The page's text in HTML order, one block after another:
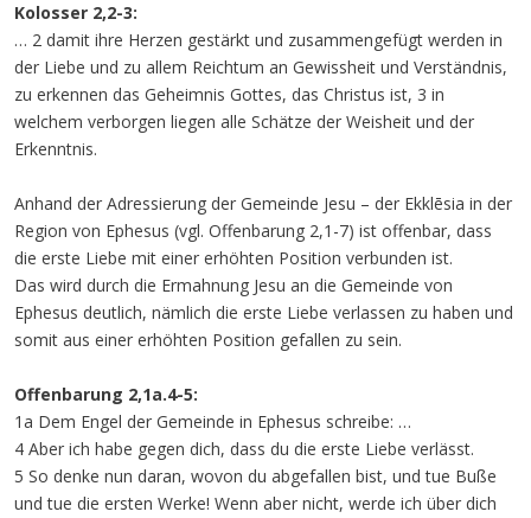
Kolosser 2,2-3:
… 2 damit ihre Herzen gestärkt und zusammengefügt werden in
der Liebe und zu allem Reichtum an Gewissheit und Verständnis,
zu erkennen das Geheimnis Gottes, das Christus ist, 3 in
welchem verborgen liegen alle Schätze der Weisheit und der
Erkenntnis.
Anhand der Adressierung der Gemeinde Jesu – der Ekklēsia in der
Region von Ephesus (vgl. Offenbarung 2,1-7) ist offenbar, dass
die erste Liebe mit einer erhöhten Position verbunden ist.
Das wird durch die Ermahnung Jesu an die Gemeinde von
Ephesus deutlich, nämlich die erste Liebe verlassen zu haben und
somit aus einer erhöhten Position gefallen zu sein.
Offenbarung 2,1a.4-5:
1a Dem Engel der Gemeinde in Ephesus schreibe: …
4 Aber ich habe gegen dich, dass du die erste Liebe verlässt.
5 So denke nun daran, wovon du abgefallen bist, und tue Buße
und tue die ersten Werke! Wenn aber nicht, werde ich über dich